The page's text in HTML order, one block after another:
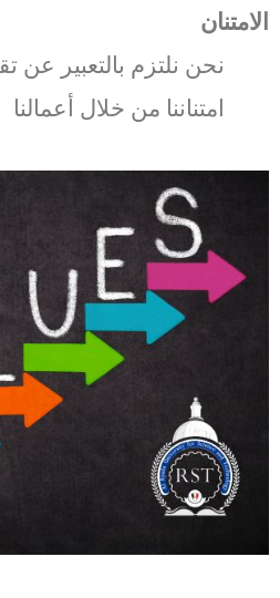
الامتنان
نحن نلتزم بالتعبير عن
امتناننا من خلال أعمالنا